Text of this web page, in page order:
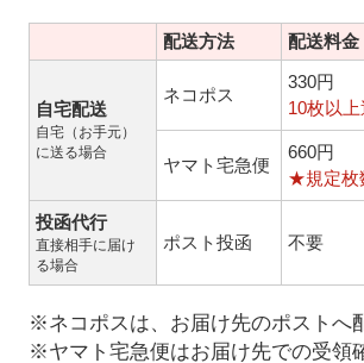
配送方法 配送料金
自宅配送
自宅（お手元）
に送る場合
ネコポス
330円
10枚以
ヤマト宅急便
660円
★規定枚
投函代行
直接相手に届け
る場合
ポスト投函 不要
※ネコポスは、お届け先のポストへ
※ヤマト宅急便はお届け先での受領